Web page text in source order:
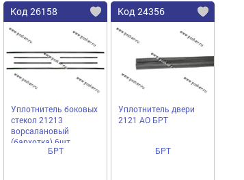
Код 26158
Уплотнитель боковых
стекол 21213
ворсалановый
(бархотка) 6шт
Балаково АО БРТ
БРТ
Код 24356
Уплотнитель двери
2121 АО БРТ
БРТ